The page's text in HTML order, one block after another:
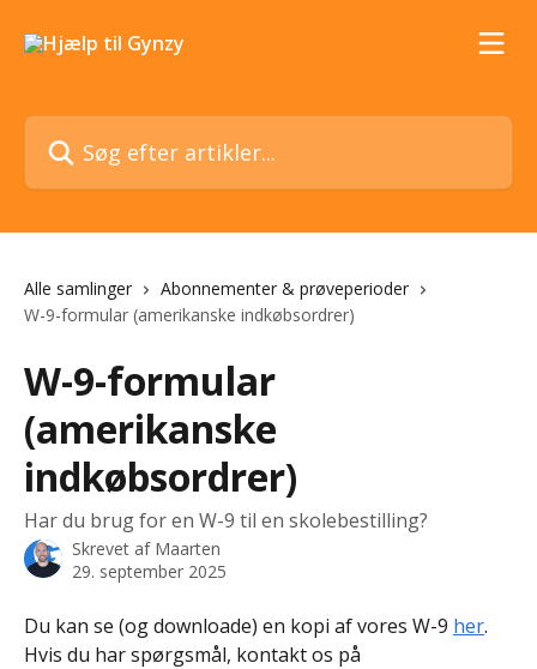
Søg efter artikler...
Alle samlinger
Abonnementer & prøveperioder
W-9-formular (amerikanske indkøbsordrer)
W-9-formular
(amerikanske
indkøbsordrer)
Har du brug for en W-9 til en skolebestilling?
Skrevet af Maarten
29. september 2025
Du kan se (og downloade) en kopi af vores W-9 her.
Hvis du har spørgsmål, kontakt os på